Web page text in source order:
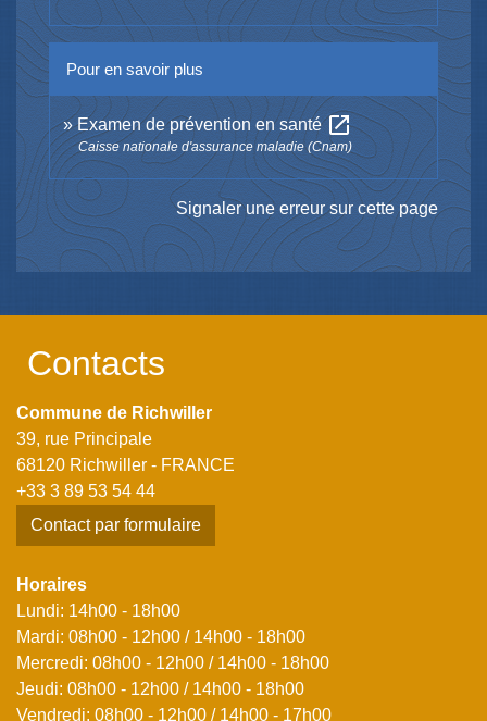
Pour en savoir plus
Examen de prévention en santéopen_in_new
Caisse nationale d'assurance maladie (Cnam)
Signaler une erreur sur cette page
Contacts
Commune de Richwiller
39, rue Principale
68120 Richwiller - FRANCE
+33 3 89 53 54 44
Contact par formulaire
Horaires
Lundi: 14h00 - 18h00
Mardi: 08h00 - 12h00 / 14h00 - 18h00
Mercredi: 08h00 - 12h00 / 14h00 - 18h00
Jeudi: 08h00 - 12h00 / 14h00 - 18h00
Vendredi: 08h00 - 12h00 / 14h00 - 17h00